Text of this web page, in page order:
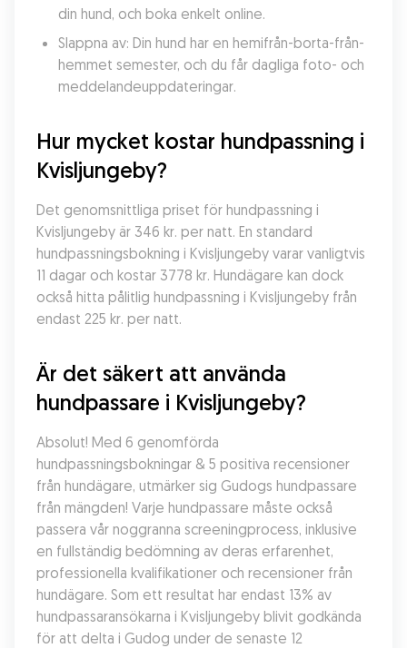
din hund, och boka enkelt online.
Slappna av: Din hund har en hemifrån-borta-från-
hemmet semester, och du får dagliga foto- och
meddelandeuppdateringar.
Hur mycket kostar hundpassning i
Kvisljungeby?
Det genomsnittliga priset för hundpassning i
Kvisljungeby är 346 kr. per natt. En standard
hundpassningsbokning i Kvisljungeby varar vanligtvis
11 dagar och kostar 3778 kr. Hundägare kan dock
också hitta pålitlig hundpassning i Kvisljungeby från
endast 225 kr. per natt.
Är det säkert att använda
hundpassare i Kvisljungeby?
Absolut! Med 6 genomförda
hundpassningsbokningar & 5 positiva recensioner
från hundägare, utmärker sig Gudogs hundpassare
från mängden! Varje hundpassare måste också
passera vår noggranna screeningprocess, inklusive
en fullständig bedömning av deras erfarenhet,
professionella kvalifikationer och recensioner från
hundägare. Som ett resultat har endast 13% av
hundpassaransökarna i Kvisljungeby blivit godkända
för att delta i Gudog under de senaste 12